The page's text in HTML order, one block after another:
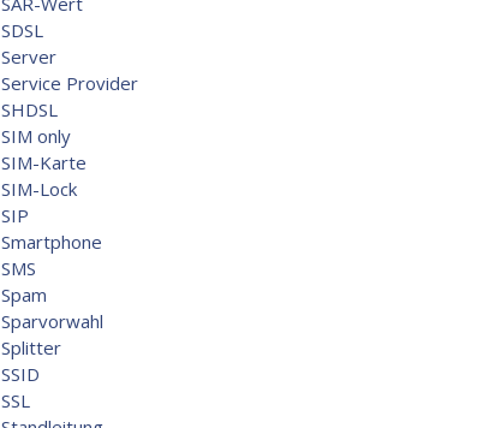
SDSL
Server
Service Provider
SHDSL
SIM only
SIM-Karte
SIM-Lock
SIP
Smartphone
SMS
Spam
Sparvorwahl
Splitter
SSID
SSL